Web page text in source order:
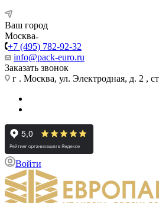
Ваш город
Москва
+7 (495) 782-92-32
info@pack-euro.ru
Заказать звонок
г . Москва, ул. Электродная, д. 2 ,
Войти